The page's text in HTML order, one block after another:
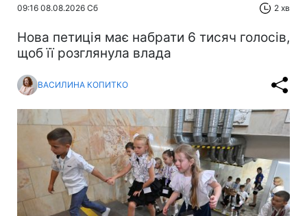
09:16 08.08.2026 Сб 2 хв
Нова петиція має набрати 6 тисяч голосів,
щоб її розглянула влада
ВАСИЛИНА КОПИТКО